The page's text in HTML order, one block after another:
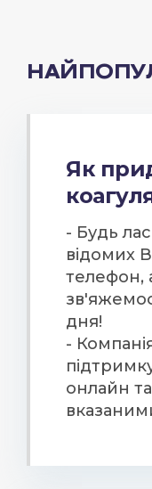
Як
- Будь
відомих
телефон,
дня!
-
онлайн